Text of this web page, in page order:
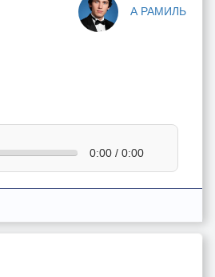
А РАМИЛЬ
0:00 / 0:00